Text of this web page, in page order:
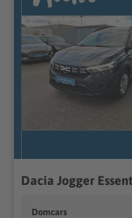
Domcars